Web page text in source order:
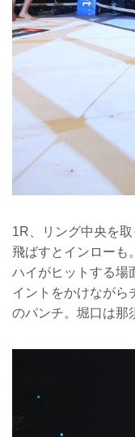
1R、リング中央を
飛ばすとインローも
ハイがヒットする場
イントをかけながら
のパンチ。堀口は那